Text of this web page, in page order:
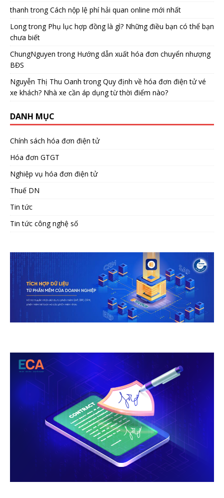
thanh trongCách nộp lệ phí hải quan online mới nhất
Longtrong Phụ lục hợp đồng là gì? Những điều bạn có thể bạn
chưa biết
ChungNguyen trong Hướng dẫn xuất hóa đơn chuyển nhượng
BĐS
Nguyễn Thị Thu Oanh trongQuy định về hóa đơn điện tử vé
xe khách? Nhà xe cần áp dụng từ thời điểm nào?
DANH MỤC
Chính sách hóa đơn điện tử
Hóa đơn GTGT
Nghiệp vụ hóa đơn điện tử
Thuế DN
Tin tức
Tin tức công nghệ số